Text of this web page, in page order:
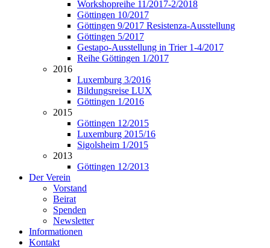
Workshopreihe 11/2017-2/2018
Göttingen 10/2017
Göttingen 9/2017 Resistenza-Ausstellung
Göttingen 5/2017
Gestapo-Ausstellung in Trier 1-4/2017
Reihe Göttingen 1/2017
2016
Luxemburg 3/2016
Bildungsreise LUX
Göttingen 1/2016
2015
Göttingen 12/2015
Luxemburg 2015/16
Sigolsheim 1/2015
2013
Göttingen 12/2013
Der Verein
Vorstand
Beirat
Spenden
Newsletter
Informationen
Kontakt